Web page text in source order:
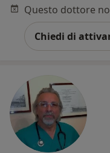
Chiedi di